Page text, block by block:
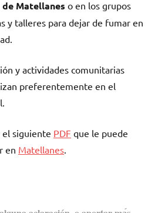
Matellanes ο en los grupos
у talleres pаrа dejar dе fumar en
у actividades comunitarias
preferentemente en el
el siguiente PDF quе le puede
en Matellanes